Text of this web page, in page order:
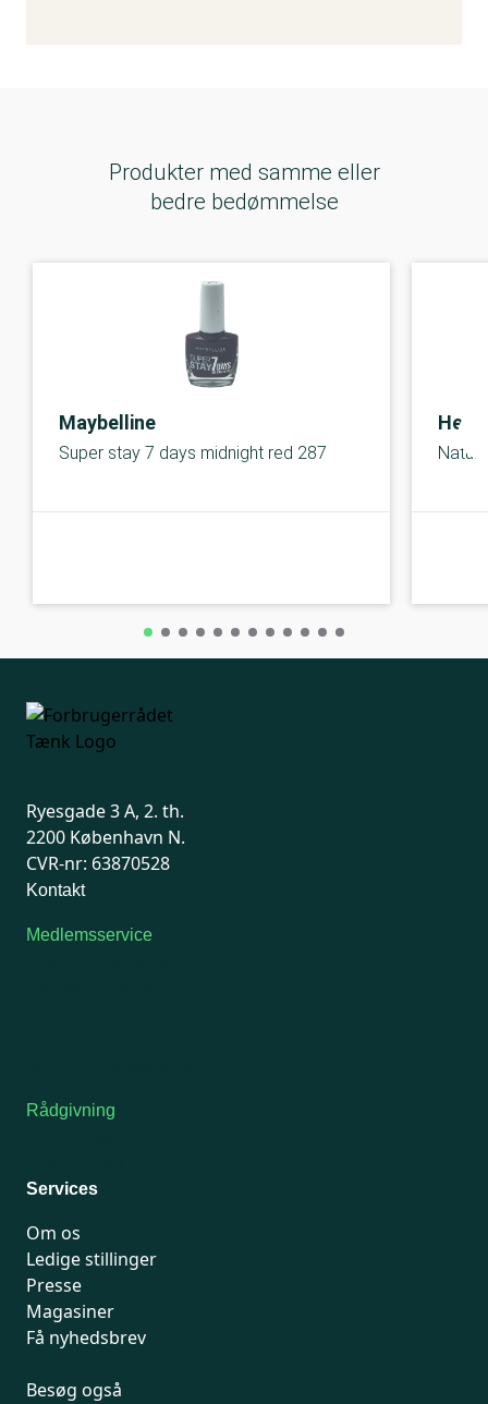
Produkter med samme eller
bedre bedømmelse
Maybelline
Super stay 7 days midnight red 287
Ryesgade 3 A, 2. th.
2200 København N.
CVR-nr: 63870528
Kontakt
Medlemsservice
Rådgivning
Services
Om os
Ledige stillinger
Presse
Magasiner
Få nyhedsbrev
Besøg også